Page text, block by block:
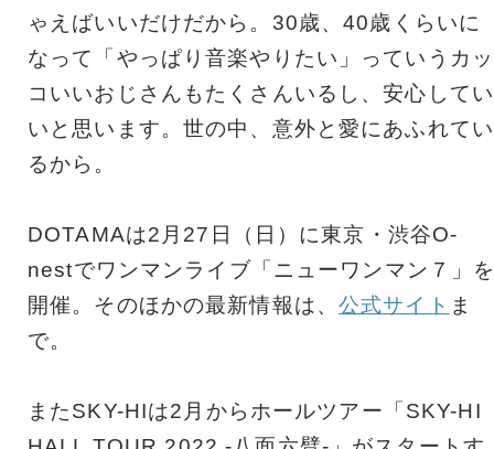
ゃえばいいだけだから。30歳、40歳くらいに
なって「やっぱり音楽やりたい」っていうカッ
コいいおじさんもたくさんいるし、安心してい
いと思います。世の中、意外と愛にあふれてい
るから。
DOTAMAは2月27日（日）に東京・渋谷O-
nestでワンマンライブ「ニューワンマン７」
開催。そのほかの最新情報は、 公式サイト ま
で。
またSKY-HIは2月からホールツアー「SKY-HI